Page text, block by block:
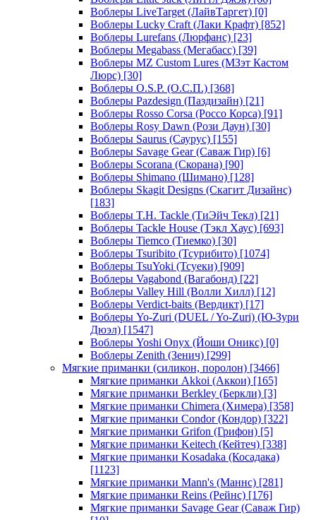
Воблеры LiveTarget (ЛайвТаргет) [0]
Воблеры Lucky Craft (Лаки Крафт) [852]
Воблеры Lurefans (Люрфанс) [23]
Воблеры Megabass (Мегабасс) [39]
Воблеры MZ Custom Lures (МЗэт Кастом
Люрс) [30]
Воблеры O.S.P. (О.С.П.) [368]
Воблеры Pazdesign (Паздизайн) [21]
Воблеры Rosso Corsa (Россо Корса) [91]
Воблеры Rosy Dawn (Рози Даун) [30]
Воблеры Saurus (Саурус) [155]
Воблеры Savage Gear (Саваж Гир) [6]
Воблеры Scorana (Скорана) [90]
Воблеры Shimano (Шимано) [128]
Воблеры Skagit Designs (Скагит Дизайнс)
[183]
Воблеры T.H. Tackle (ТиЭйч Текл) [21]
Воблеры Tackle House (Тэкл Хаус) [693]
Воблеры Tiemco (Тиемко) [30]
Воблеры Tsuribito (Тсурибито) [1074]
Воблеры TsuYoki (Тсуеки) [909]
Воблеры Vagabond (Вагабонд) [22]
Воблеры Valley Hill (Волли Хилл) [12]
Воблеры Verdict-baits (Вердикт) [17]
Воблеры Yo-Zuri (DUEL / Yo-Zuri) (Ю-Зури
Дюэл) [1547]
Воблеры Yoshi Onyx (Йоши Оникс) [0]
Воблеры Zenith (Зенич) [299]
Мягкие приманки (силикон, поролон) [3466]
Мягкие приманки Akkoi (Аккои) [165]
Мягкие приманки Berkley (Беркли) [3]
Мягкие приманки Chimera (Химера) [358]
Мягкие приманки Condor (Кондор) [322]
Мягкие приманки Grifon (Грифон) [5]
Мягкие приманки Keitech (Кейтеч) [338]
Мягкие приманки Kosadaka (Косадака)
[1123]
Мягкие приманки Mann's (Маннс) [281]
Мягкие приманки Reins (Рейнс) [176]
Мягкие приманки Savage Gear (Саваж Гир)